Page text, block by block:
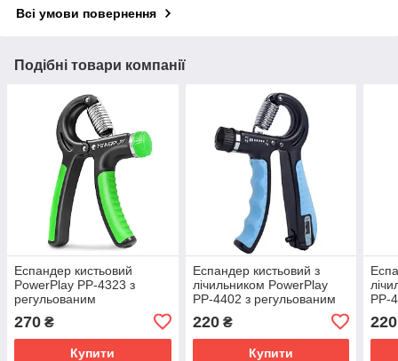
Всі умови повернення
Подібні товари компанії
Еспандер кистьовий
PowerPlay PP-4323 з
регульованим
навантаженням 10-40 кг.
Strength Grip Чорно-
зелений
270 ₴
Купити
Еспандер кистьовий з
лічильником PowerPlay
PP-4402 з регульованим
навантаженням 10-60 кг.
Синій
220₴
Купити
PP-
220